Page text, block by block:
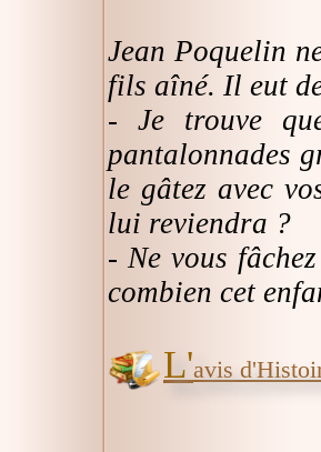
Jean Poquelin
fils aîné. Il eut
- Je trouve
pantalonnades
le gâtez avec
lui reviendra ?
- Ne vous
combien cet
L'avis